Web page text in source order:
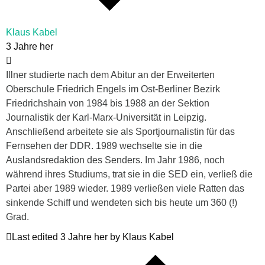
Klaus Kabel
3 Jahre her
Illner studierte nach dem Abitur an der Erweiterten
Oberschule Friedrich Engels im Ost-Berliner Bezirk
Friedrichshain von 1984 bis 1988 an der Sektion
Journalistik der Karl-Marx-Universität in Leipzig.
Anschließend arbeitete sie als Sportjournalistin für das
Fernsehen der DDR. 1989 wechselte sie in die
Auslandsredaktion des Senders. Im Jahr 1986, noch
während ihres Studiums, trat sie in die SED ein, verließ die
Partei aber 1989 wieder. 1989 verließen viele Ratten das
sinkende Schiff und wendeten sich bis heute um 360 (!)
Grad.
Last edited 3 Jahre her by Klaus Kabel